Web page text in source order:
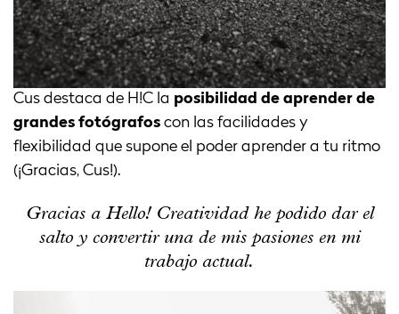
Cus destaca de H!C la posibilidad de aprender de
grandes fotógrafos con las facilidades y
flexibilidad que supone el poder aprender a tu ritmo
(¡Gracias, Cus!).
Gracias a Hello! Creatividad he podido dar el
salto y convertir una de mis pasiones en mi
trabajo actual.